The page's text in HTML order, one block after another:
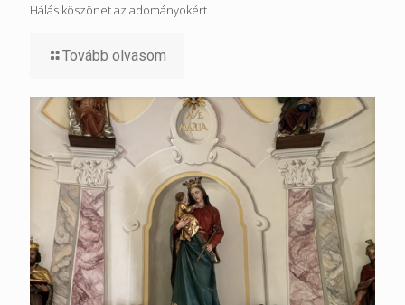
Hálás köszönet az adományokért
Tovább olvasom